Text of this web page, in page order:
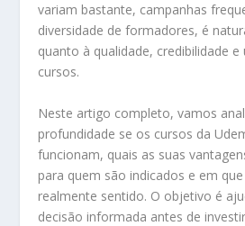
variam bastante, campanhas
diversidade de formadores, é
quanto à qualidade, credibilidade
cursos.
Neste artigo completo, vamos
profundidade se os cursos da
funcionam, quais as suas
para quem são indicados e em
realmente sentido. O objetivo é
decisão informada antes de